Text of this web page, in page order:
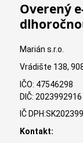
Overený
Marián s.r.o.
Vrádište 138,
IČO: 47546298
DIČ: 2023992916
IČ
Kontakt: